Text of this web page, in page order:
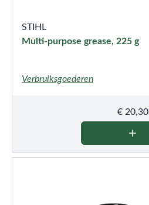
STIHL
Multi-purpose grease, 225 g
Verbruiksgoederen
€20,30